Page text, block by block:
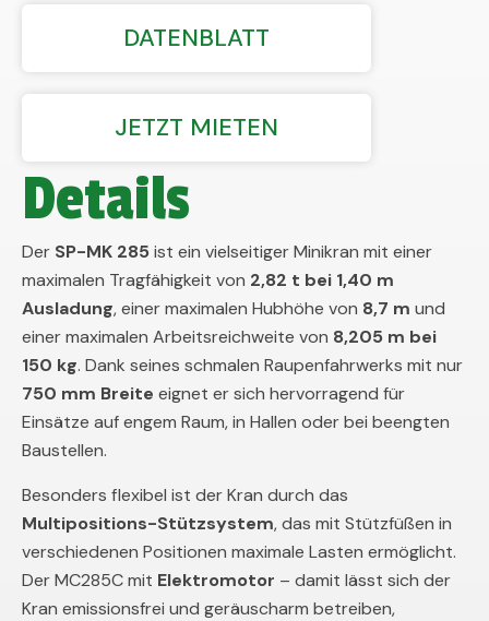
DATENBLATT
JETZT MIETEN
Details
Der SP-MK 285ist ein vielseitiger Minikran mit einer
maximalen Tragfähigkeit von 2,82 t bei 1,40 m
Ausladung, einer maximalen Hubhöhe von 8,7 m und
einer maximalen Arbeitsreichweite von 8,205 m bei
150 kg. Dank seines schmalen Raupenfahrwerks mit nur
750 mm Breite eignet er sich hervorragend für
Einsätze auf engem Raum, in Hallen oder bei beengten
Baustellen.
Besonders flexibel ist der Kran durch das
Multipositions-Stützsystem, das mit Stützfüßen in
verschiedenen Positionen maximale Lasten ermöglicht.
Der MC285C mit Elektromotor – damit lässt sich der
Kran emissionsfrei und geräuscharm betreiben,